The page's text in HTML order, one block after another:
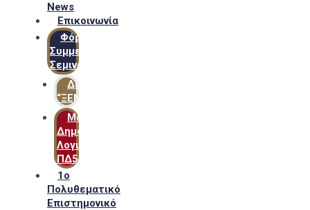
News
Επικοινωνία
Φόρμα
Συμμετοχής
Σεμιναρίων
Δίκτυο
“ΞΕΝΟΦΩΝ”
Μακροχρόνιο
Δημόσιο
Λογιστικό
ΠΔ54
1ο
Πολυθεματικό
Επιστημονικό